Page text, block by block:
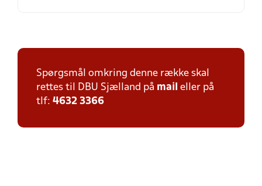
Spørgsmål omkring denne række skal
rettes til DBU Sjælland på mail eller på
tlf: 4632 3366